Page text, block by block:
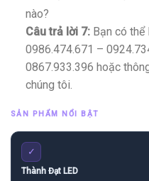
nào?
Câu trả lời 7:Bạn có thể
0986.474.671 –
0867.933.396 hoặc
chúng tôi.
SẢN PHẨM NỔI BẬT
✓
Thành Đạt LED